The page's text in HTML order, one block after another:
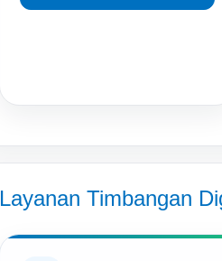
Layanan Timbangan